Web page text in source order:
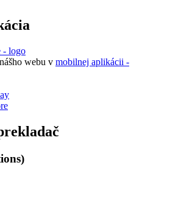
webu v mobilnej aplikácii -